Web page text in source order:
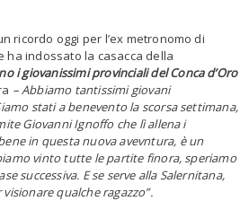
ricordo oggi per l’ex metronomo di
ha indossato la casacca della
i giovanissimi provinciali del Conca d’Oro
– Abbiamo tantissimi giovani
stati a benevento la scorsa settimana,
Giovanni Ignoffo che lì allena i
in questa nuova avevntura, è un
vinto tutte le partite finora, speriamo
successiva. E se serve alla Salernitana,
qualche ragazzo”.